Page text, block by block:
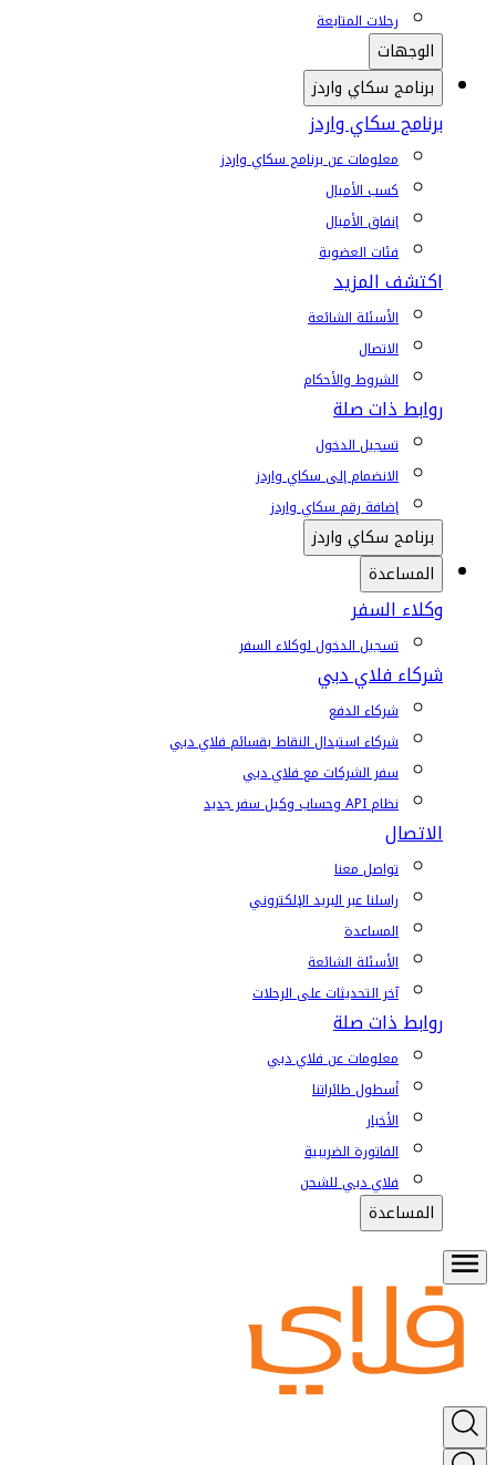
رحلات المتابعة
الوجهات
برنامج سكاي واردز
برنامج سكاي واردز
معلومات عن برنامج سكاي واردز
كسب الأميال
إنفاق الأميال
فئات العضوية
اكتشف المزيد
الأسئلة الشائعة
الاتصال
الشروط والأحكام
روابط ذات صلة
تسجيل الدخول
الانضمام إلى سكاي واردز
إضافة رقم سكاي واردز
برنامج سكاي واردز
المساعدة
وكلاء السفر
تسجيل الدخول لوكلاء السفر
شركاء فلاي دبي
شركاء الدفع
شركاء استبدال النقاط بقسائم فلاي دبي
سفر الشركات مع فلاي دبي
نظام API وحساب وكيل سفر جديد
الاتصال
تواصل معنا
راسلنا عبر البريد الإلكتروني
المساعدة
الأسئلة الشائعة
آخر التحديثات على الرحلات
روابط ذات صلة
معلومات عن فلاي دبي
أسطول طائراتنا
الأخبار
الفاتورة الضريبية
فلاي دبي للشحن
المساعدة